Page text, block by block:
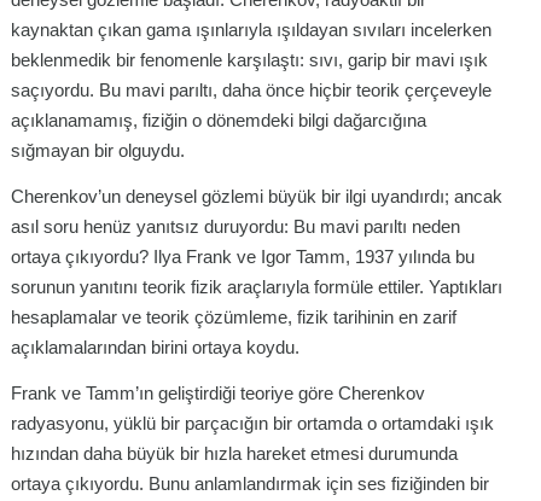
kaynaktan çıkan gama ışınlarıyla ışıldayan sıvıları incelerken
beklenmedik bir fenomenle karşılaştı: sıvı, garip bir mavi ışık
saçıyordu. Bu mavi parıltı, daha önce hiçbir teorik çerçeveyle
açıklanamamış, fiziğin o dönemdeki bilgi dağarcığına
sığmayan bir olguydu.
Cherenkov’un deneysel gözlemi büyük bir ilgi uyandırdı; ancak
asıl soru henüz yanıtsız duruyordu: Bu mavi parıltı neden
ortaya çıkıyordu? Ilya Frank ve Igor Tamm, 1937 yılında bu
sorunun yanıtını teorik fizik araçlarıyla formüle ettiler. Yaptıkları
hesaplamalar ve teorik çözümleme, fizik tarihinin en zarif
açıklamalarından birini ortaya koydu.
Frank ve Tamm’ın geliştirdiği teoriye göre Cherenkov
radyasyonu, yüklü bir parçacığın bir ortamda o ortamdaki ışık
hızından daha büyük bir hızla hareket etmesi durumunda
ortaya çıkıyordu. Bunu anlamlandırmak için ses fiziğinden bir